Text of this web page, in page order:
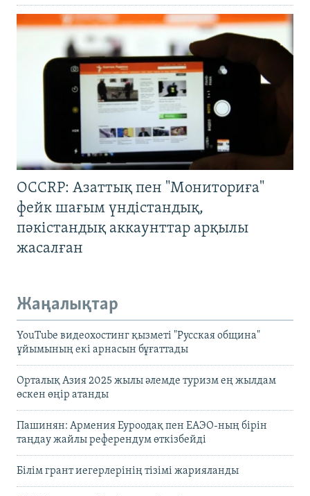
OCCRP: Азаттық пен "Мониториға"
фейк шағым үндістандық,
пәкістандық аккаунттар арқылы
жасалған
Жаңалықтар
YouTube видеохостинг қызметі "Русская община"
ұйымының екі арнасын бұғаттады
Орталық Азия 2025 жылы әлемде туризм ең жылдам
өскен өңір атанды
Пашинян: Армения Еуроодақ пен ЕАЭО-ның бірін
таңдау жайлы референдум өткізбейді
Білім грант иегерлерінің тізімі жарияланды